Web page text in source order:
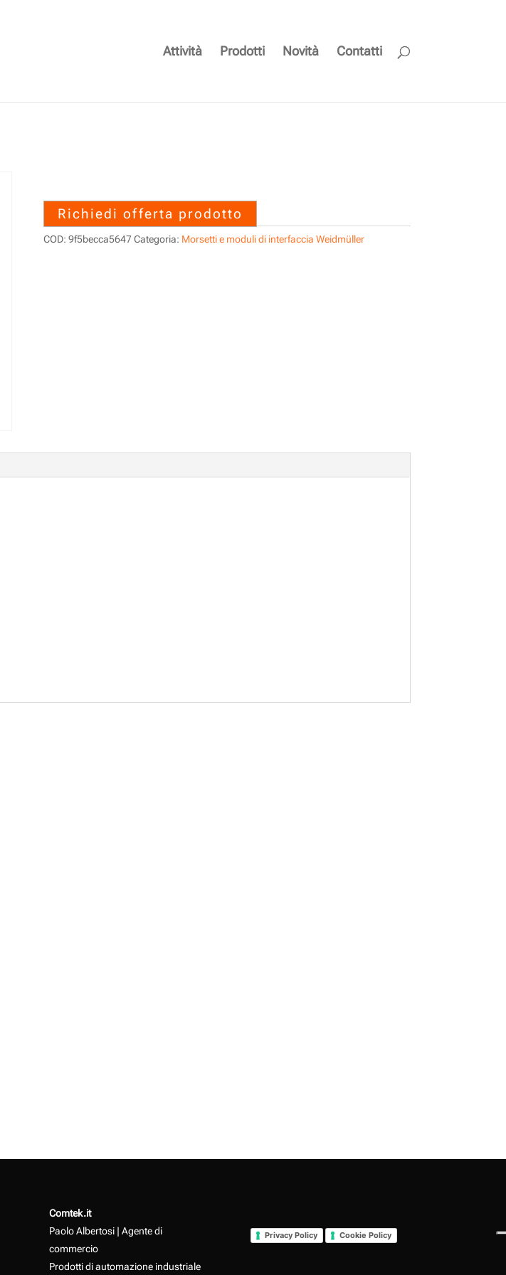
Attività Prodotti Novità Contatti
Richiedi offerta prodotto
COD: 9f5becca5647 Categoria: Morsetti e moduli di interfaccia Weidmüller
Comtek.it
Paolo Albertosi | Agente di
commercio
Prodotti di automazione industriale
Privacy Policy Cookie Policy